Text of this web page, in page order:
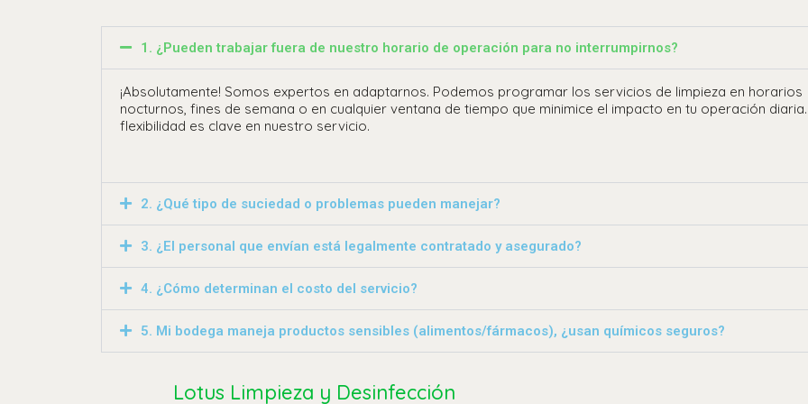
1. ¿Pueden trabajar fuera de nuestro horario de operación para no interrumpirnos?
¡Absolutamente! Somos expertos en adaptarnos. Podemos programar los servicios de limpieza en horarios
nocturnos, fines de semana o en cualquier ventana de tiempo que minimice el impacto en tu operación
flexibilidad es clave en nuestro servicio.
2. ¿Qué tipo de suciedad o problemas pueden manejar?
3. ¿El personal que envían está legalmente contratado y asegurado?
4. ¿Cómo determinan el costo del servicio?
5. Mi bodega maneja productos sensibles (alimentos/fármacos), ¿usan químicos seguros?
Lotus Limpieza y Desinfección